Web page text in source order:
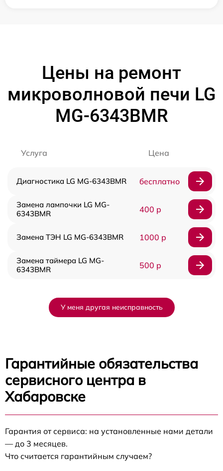
Цены на ремонт
микроволновой печи LG
MG-6343BMR
Услуга Цена
Диагностика LG MG-6343BMR бесплатно
Замена лампочки LG MG-
6343BMR
400 р
Замена ТЭН LG MG-6343BMR 1000 р
Замена таймера LG MG-
6343BMR
500 р
У меня другая неисправность
Гарантийные обязательства
сервисного центра в
Хабаровске
Гарантия от сервиса: на установленные нами детали
— до 3 месяцев.
Что считается гарантийным случаем?